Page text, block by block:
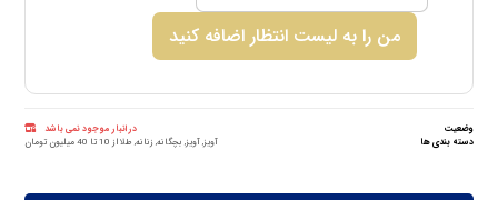
من را به لیست انتظار اضافه کنید
وضعیت
در انبار موجود نمی باشد
دسته بندی ها
آویز,آویز, بچگانه,زنانه, طلا از 10 تا 40 میلیون تومان